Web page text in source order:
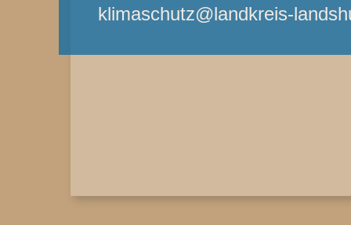
klimaschutz@landkreis-